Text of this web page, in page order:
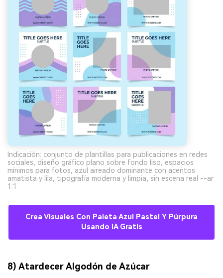
Indicación: conjunto de plantillas para publicaciones en redes
sociales, diseño gráfico plano sobre fondo liso, espacios
mínimos para fotos, azul aireado dominante con acentos
amatista y lila, tipografía moderna y limpia, sin escena real --ar
1:1
Crea Visuales Con Paleta Azul Pastel Y Púrpura
Usando IA Gratis
8) Atardecer Algodón de Azúcar